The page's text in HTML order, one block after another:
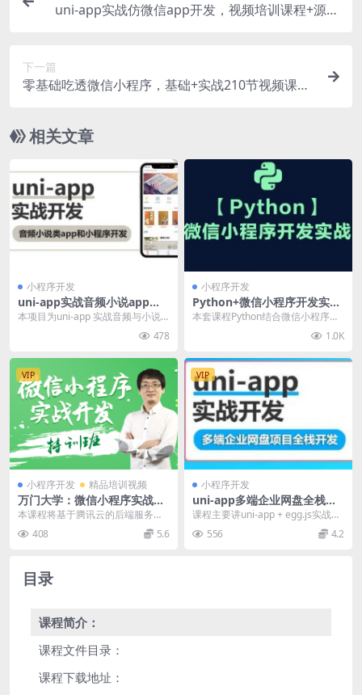
uni-app实战仿微信app开发，视频培训课程+源码
下一篇
零基础吃透微信小程序，基础+实战210节视频课程
相关文章
小程序开发
uni-app实战音频小说app小
程序，零基础玩转小程序开发
免费下载 价值98元
本项目为uni-app 实战音频与小说
478
小程序开发
Python+微信小程序开发实战
课，武沛齐WuSir视频+源码
百度云 免费下载 价值79元
本套课程Python结合微信小程序开
1.0K
VIP
小程序开发 精品培训视频
万门大学：微信小程序实战开
发特训班，王立主讲12章培训
本课程将基于腾讯云的后端服务和
数据库服务，从全栈工程师的角度
为你全面讲解微信小程...
408 5.6
VIP
小程序开发
uni-app多端企业网盘全栈开
发，uni-app + egg.js实战视
课程主要讲uni-app + egg.js实战多
端企业网盘全栈开发，同时与vue...
556 4.2
目录
课程简介：
课程文件目录：
课程下载地址：